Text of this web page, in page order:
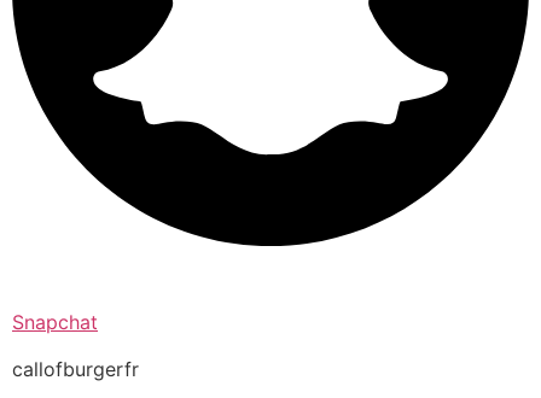
Snapchat
callofburgerfr